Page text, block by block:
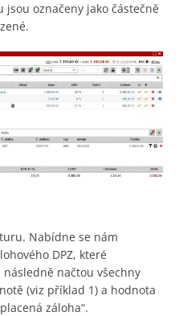
označeny jako částečně
Nabídne se nám
DPZ, které
načtou všechny
(viz příklad 1) a hodnota
záloha“.